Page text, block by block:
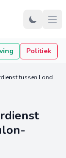
Politiek
British Airways start zomerdienst tussen London City en Toulon-Hyères